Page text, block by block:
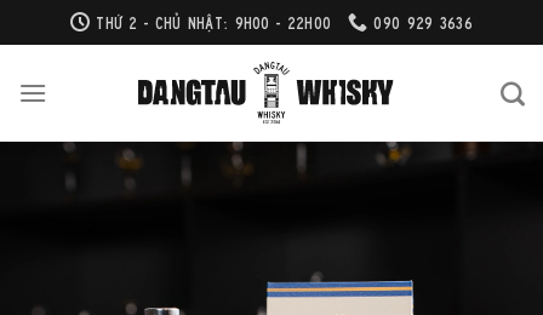
qua
dung
THỨ 2 - CHỦ NHẬT: 9H00 - 22H00 090 929 3636